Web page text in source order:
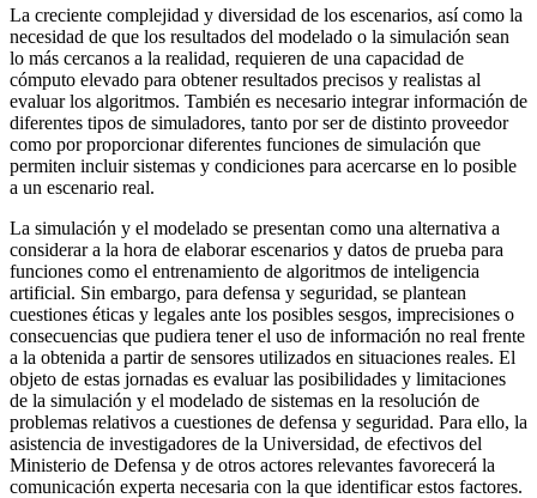
La creciente complejidad y diversidad de los escenarios, así como la
necesidad de que los resultados del modelado o la simulación sean
lo más cercanos a la realidad, requieren de una capacidad de
cómputo elevado para obtener resultados precisos y realistas al
evaluar los algoritmos. También es necesario integrar información de
diferentes tipos de simuladores, tanto por ser de distinto proveedor
como por proporcionar diferentes funciones de simulación que
permiten incluir sistemas y condiciones para acercarse en lo posible
a un escenario real.
La simulación y el modelado se presentan como una alternativa a
considerar a la hora de elaborar escenarios y datos de prueba para
funciones como el entrenamiento de algoritmos de inteligencia
artificial. Sin embargo, para defensa y seguridad, se plantean
cuestiones éticas y legales ante los posibles sesgos, imprecisiones o
consecuencias que pudiera tener el uso de información no real frente
a la obtenida a partir de sensores utilizados en situaciones reales. El
objeto de estas jornadas es evaluar las posibilidades y limitaciones
de la simulación y el modelado de sistemas en la resolución de
problemas relativos a cuestiones de defensa y seguridad. Para ello, la
asistencia de investigadores de la Universidad, de efectivos del
Ministerio de Defensa y de otros actores relevantes favorecerá la
comunicación experta necesaria con la que identificar estos factores.